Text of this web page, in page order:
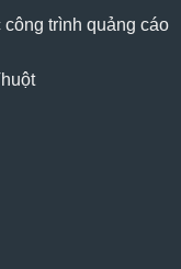
trình quảng cáo